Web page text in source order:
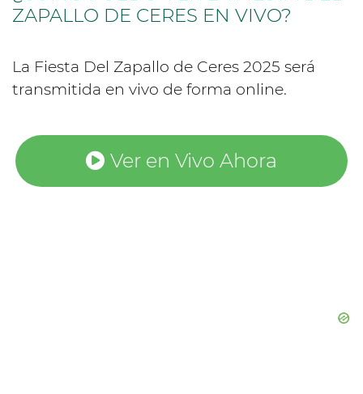
ZAPALLO DE CERES EN VIVO?
La Fiesta Del Zapallo de Ceres 2025 será
transmitida en vivo de forma online.
Ver en Vivo Ahora